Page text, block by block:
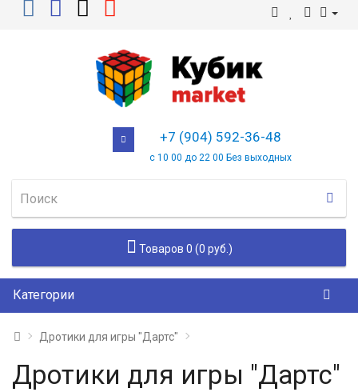
+7 (904) 592-36-48
с 10 00 до 22 00 Без выходных
Товаров 0 (0 руб.)
Категории
Дротики для игры "Дартс"
Дротики для игры "Дартс"